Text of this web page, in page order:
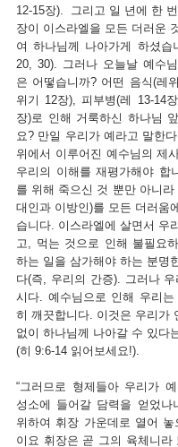
12-15장).  그리고 일 년에 한
장이 이스라엘을 모든 더러운
여 하나님께 나아가게 하셨습
20, 30). 그러나 오늘날 예수
은 어떻습니까? 어떤 음식(레
위기 12장), 피부병(레 13-14
장)로 인해 거룩하신 하나님
요? 만일 우리가 예라고 말한
위에서 이루어진 예수님의 제
우리의 이해를 재평가해야 합
를 위해 죽으신 것 뿐만 아니라
대인과 이방인)를 모든 더러움
습니다. 이스라엘에 살면서 우
고, 먹는 것으로 인해 불필요
하는 일을 삼가해야 하는 분명
다(즉, 우리의 간증). 그러나
시다. 예수님으로 인해 우리
히 깨끗합니다. 이것은 우리가
없이 하나님께 나아갈 수 있다
(히 9:6-14 읽어보세요!).
“그러므로 형제들아 우리가
성소에 들어갈 담력을 얻었나
위하여 휘장 가운데로 열어
이요 휘장은 곧 그의 육체니라